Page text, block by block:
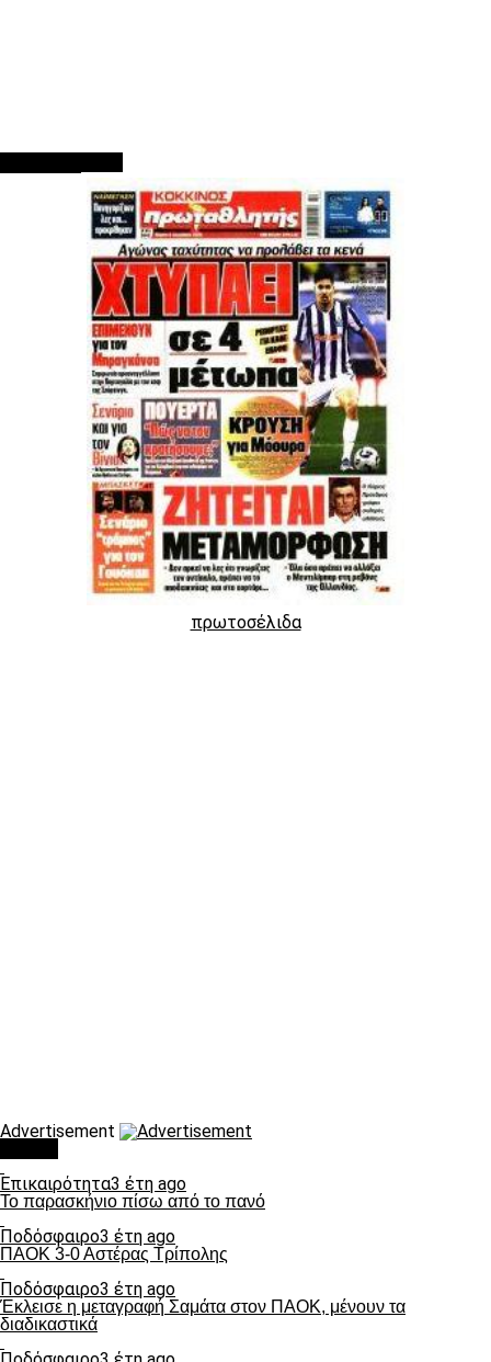
πρωτοσέλιδα
Advertisement
Επικαιρότητα3 έτη ago
Το παρασκήνιο πίσω από το πανό
Ποδόσφαιρο3 έτη ago
ΠΑΟΚ 3-0 Αστέρας Τρίπολης
Ποδόσφαιρο3 έτη ago
Έκλεισε η μεταγραφή Σαμάτα στον ΠΑΟΚ, μένουν τα
διαδικαστικά